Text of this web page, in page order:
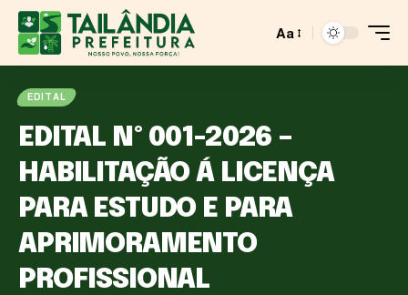
Aa
EDITAL
EDITAL Nº 001-2026 –
HABILITAÇÃO Á LICENÇA
PARA ESTUDO E PARA
APRIMORAMENTO
PROFISSIONAL